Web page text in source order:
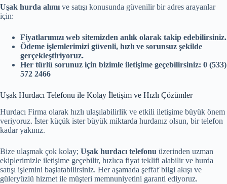
Uşak hurda alımı ve satışı konusunda güvenilir bir adres arayanlar
için:
Fiyatlarımızı web sitemizden anlık olarak takip edebilirsiniz.
Ödeme işlemlerimizi güvenli, hızlı ve sorunsuz şekilde
gerçekleştiriyoruz.
Her türlü sorunuz için bizimle iletişime geçebilirsiniz: 0 (533)
572 2466
Uşak Hurdacı Telefonu ile Kolay İletişim ve Hızlı Çözümler
Hurdacı Firma olarak hızlı ulaşılabilirlik ve etkili iletişime büyük önem
veriyoruz. İster küçük ister büyük miktarda hurdanız olsun, bir telefon
kadar yakınız.
Bize ulaşmak çok kolay; Uşak hurdacı telefonu üzerinden uzman
ekiplerimizle iletişime geçebilir, hızlıca fiyat teklifi alabilir ve hurda
satışı işlemini başlatabilirsiniz. Her aşamada şeffaf bilgi akışı ve
güleryüzlü hizmet ile müşteri memnuniyetini garanti ediyoruz.